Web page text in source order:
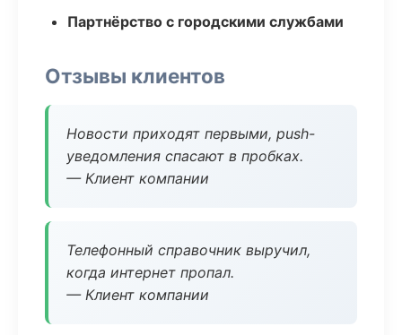
Партнёрство с городскими службами
Отзывы клиентов
Новости приходят первыми, push-
уведомления спасают в пробках.
— Клиент компании
Телефонный справочник выручил,
когда интернет пропал.
— Клиент компании